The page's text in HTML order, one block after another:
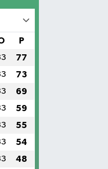
P
77
73
69
59
55
54
48